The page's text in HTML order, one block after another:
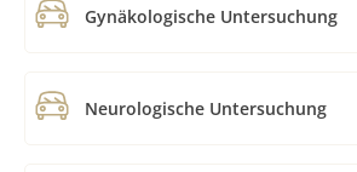
Gynäkologische Untersuchung
Neurologische Untersuchung